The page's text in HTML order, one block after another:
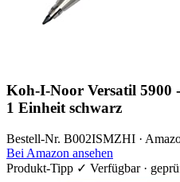
Koh-I-Noor Versatil 5900
1 Einheit schwarz
Bestell-Nr. B002ISMZHI ·
Bei Amazon ansehen
Produkt-Tipp ✓ Verfügbar ·